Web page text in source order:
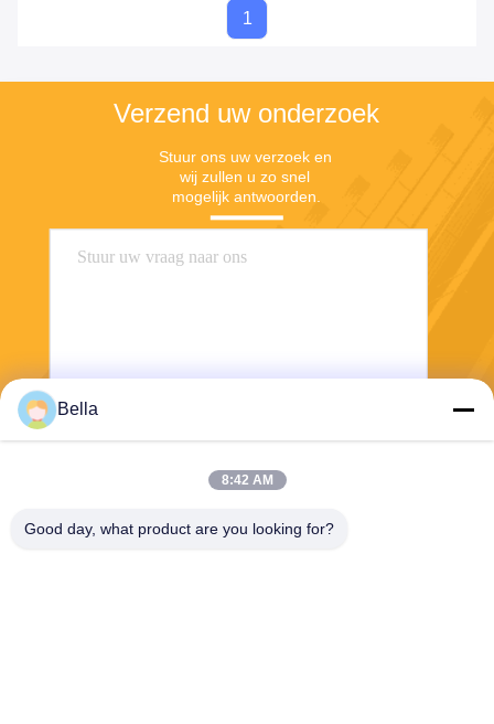
1
Verzend uw onderzoek
Stuur ons uw verzoek en
wij zullen u zo snel
mogelijk antwoorden.
Bella
8:42 AM
Good day, what product are you looking for?